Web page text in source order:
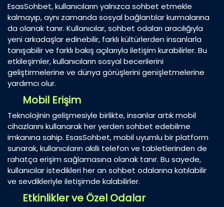
EsasSohbet, kullanıcıların yalnızca sohbet etmekle
kalmayıp, aynı zamanda sosyal bağlantılar kurmalarına
da olanak tanır. Kullanıcılar, sohbet odaları aracılığıyla
yeni arkadaşlar edinebilir, farklı kültürlerden insanlarla
tanışabilir ve farklı bakış açılarıyla iletişim kurabilirler. Bu
etkileşimler, kullanıcıların sosyal becerilerini
geliştirmelerine ve dünya görüşlerini genişletmelerine
yardımcı olur.
Mobil Erişim
Teknolojinin gelişmesiyle birlikte, insanlar artık mobil
cihazlarını kullanarak her yerden sohbet edebilme
imkanına sahip. EsasSohbet, mobil uyumlu bir platform
sunarak, kullanıcıların akıllı telefon ve tabletlerinden de
rahatça erişim sağlamasına olanak tanır. Bu sayede,
kullanıcılar istedikleri her an sohbet odalarına katılabilir
ve sevdikleriyle iletişimde kalabilirler.
Etkinlikler ve Özel Odalar